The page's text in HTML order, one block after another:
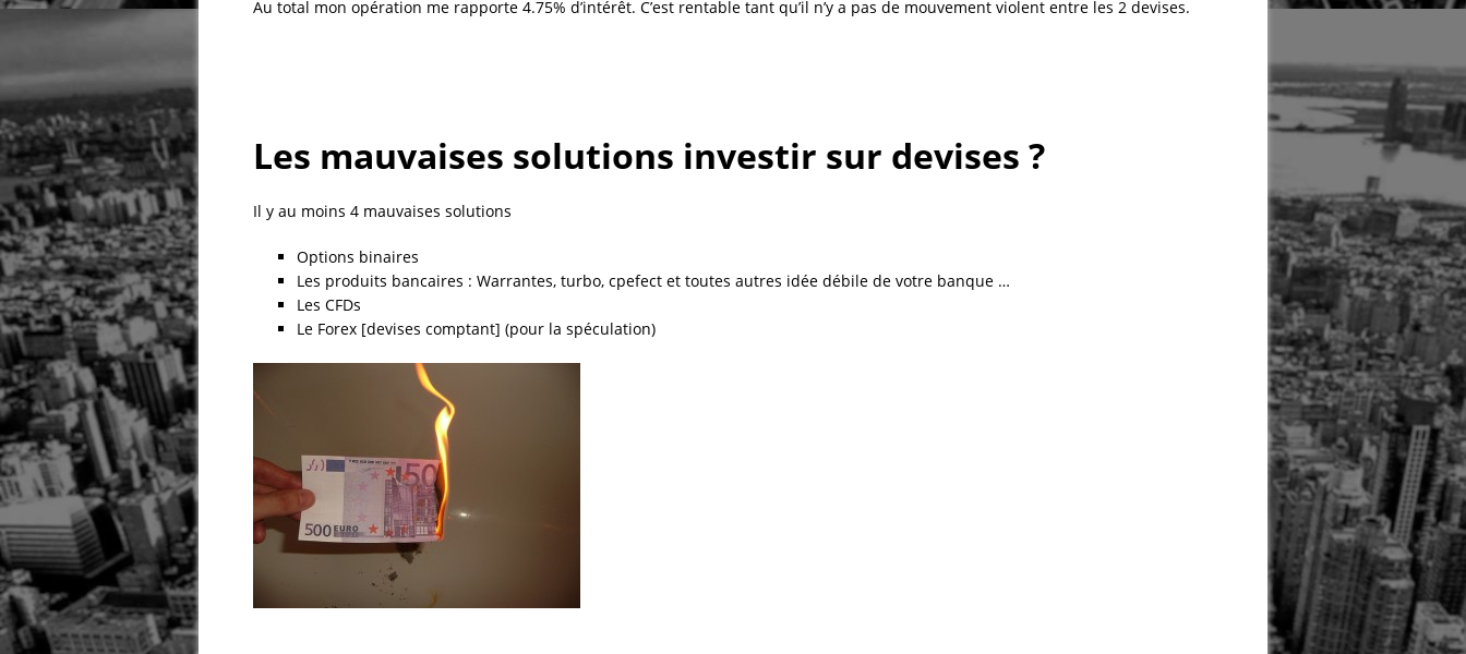
Au total mon opération me rapporte 4.75% d’intérêt. C’est rentable tant qu’il n’y a pas de mouvement violent entre les 2 devises.
Les mauvaises solutions investir sur devises ?
Il y au moins 4 mauvaises solutions
Options binaires
Les produits bancaires : Warrantes, turbo, cpefect et toutes autres idée débile de votre banque …
Les CFDs
Le Forex [devises comptant] (pour la spéculation)